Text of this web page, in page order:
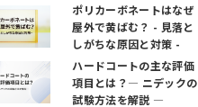
ポリカーボネートはなぜ
屋外で黄ばむ？ - 見落と
しがちな原因と対策 -
ハードコートの主な評価
項目とは？― ニデックの
試験方法を解説 ―